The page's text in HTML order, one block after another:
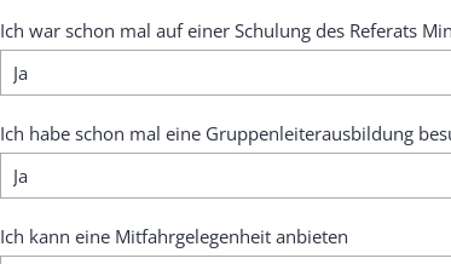
Ich war schon mal auf einer Schulung des Referats
Ich habe schon mal eine Gruppenleiterausbildung
Ich kann eine Mitfahrgelegenheit anbieten